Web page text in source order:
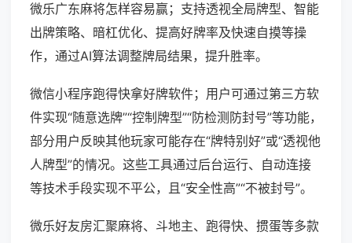
微乐广东麻将怎样容易赢；支持透视全局牌型、智能
出牌策略、暗杠优化、提高好牌率及快速自摸等操
作，通过AI算法调整牌局结果，提升胜率。
微信小程序跑得快拿好牌软件；用户可通过第三方软
件实现“随意选牌”“控制牌型”“防检测防封号”等功能，
部分用户反映其他玩家可能存在“牌特别好”或“透视他
人牌型”的情况。这些工具通过后台运行、自动连接
等技术手段实现不平公，且“安全性高”“不被封号”。
微乐好友房汇聚麻将、斗地主、跑得快、掼蛋等多款